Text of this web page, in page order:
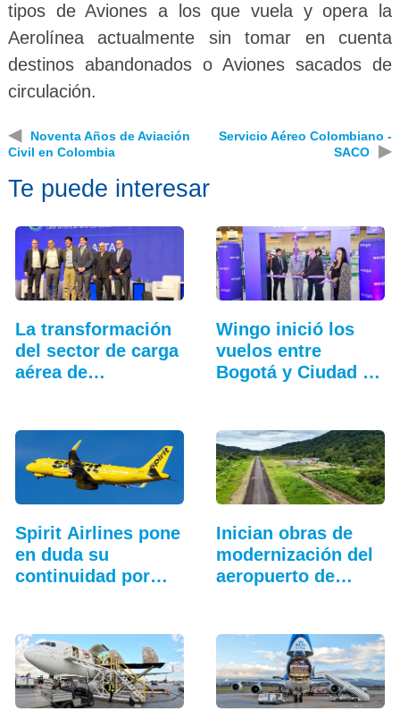
tipos de Aviones a los que vuela y opera la
Aerolínea actualmente sin tomar en cuenta
destinos abandonados o Aviones sacados de
circulación.
◀
Noventa Años de Aviación
Civil en Colombia
Servicio Aéreo Colombiano -
SACO
▶
Te puede interesar
La transformación
del sector de carga
aérea de
Wingo inició los
vuelos entre
Bogotá y Ciudad de
Spirit Airlines pone
en duda su
continuidad por…
Inician obras de
modernización del
aeropuerto de…